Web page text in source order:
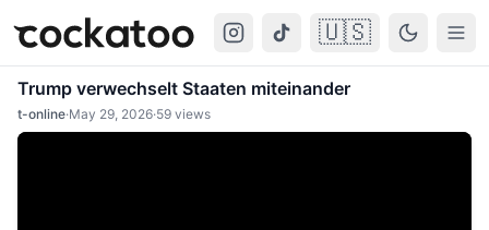
Cockatoo 🇺🇸
Trump verwechselt Staaten miteinander
t-online·May 29, 2026·59 views